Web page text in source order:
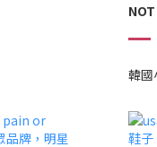
韓國